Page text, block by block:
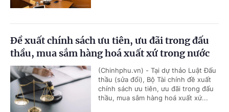
Đề xuất chính sách ưu tiên, ưu đãi trong đấu
thầu, mua sắm hàng hoá xuất xứ trong nước
(Chinhphu.vn) - Tại dự thảo Luật Đấu
thầu (sửa đổi), Bộ Tài chính đề xuất
chính sách ưu tiên, ưu đãi trong đấu
thầu, mua sắm hàng hoá xuất xứ...